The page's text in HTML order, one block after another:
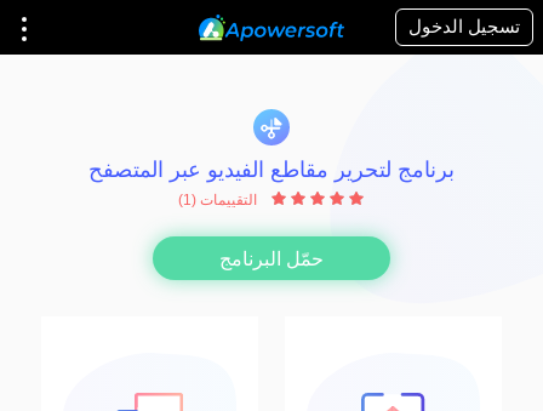
تسجيل الدخول
برنامج لتحرير مقاطع الفيديو عبر المتصفح
التقييمات (1)
حمّل البرنامج